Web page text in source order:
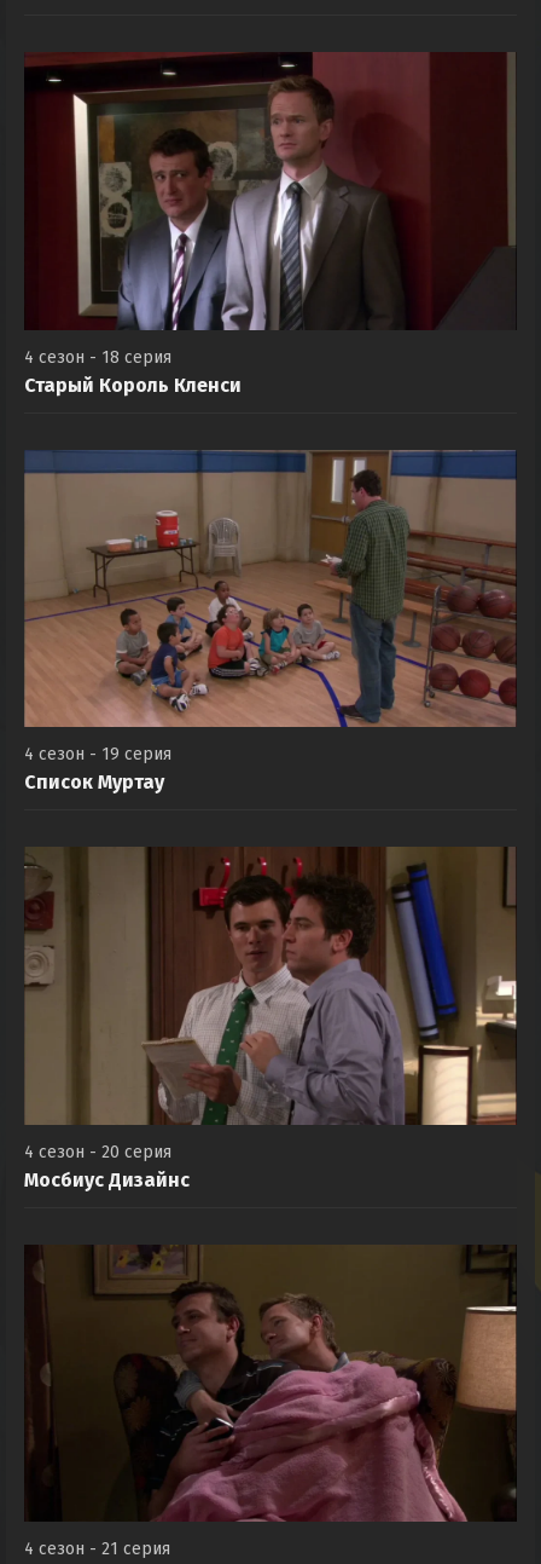
4 сезон - 18 серия
Старый Король Кленси
4 сезон - 19 серия
Список Муртау
4 сезон - 20 серия
Мосбиус Дизайнс
4 сезон - 21 серия